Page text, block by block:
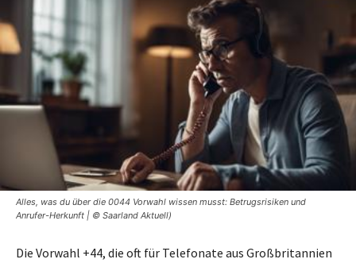
Alles, was du über die 0044 Vorwahl wissen musst: Betrugsrisiken und
Anrufer-Herkunft | © Saarland Aktuell)
Die Vorwahl +44, die oft für Telefonate aus Großbritannien